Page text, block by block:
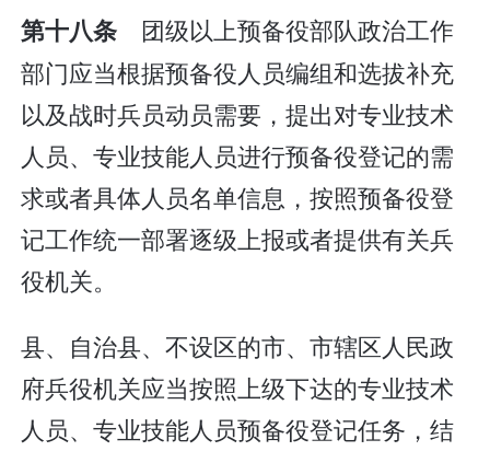
第十八条 团级以上预备役部队政治工作
部门应当根据预备役人员编组和选拔补充
以及战时兵员动员需要，提出对专业技术
人员、专业技能人员进行预备役登记的需
求或者具体人员名单信息，按照预备役登
记工作统一部署逐级上报或者提供有关兵
役机关。
县、自治县、不设区的市、市辖区人民政
府兵役机关应当按照上级下达的专业技术
人员、专业技能人员预备役登记任务，结